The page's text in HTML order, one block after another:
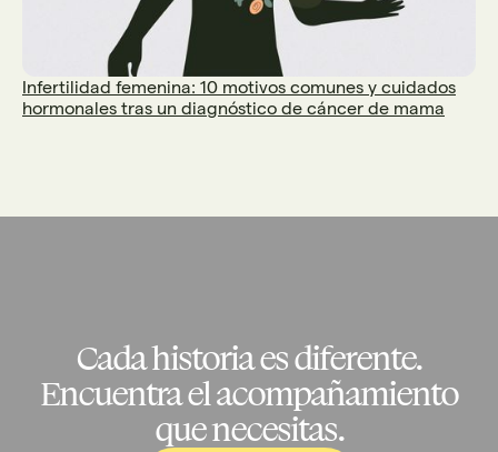
Infertilidad femenina: 10 motivos comunes y cuidados
hormonales tras un diagnóstico de cáncer de mama
Cada historia es diferente.
Encuentra el acompañamiento
que necesitas.